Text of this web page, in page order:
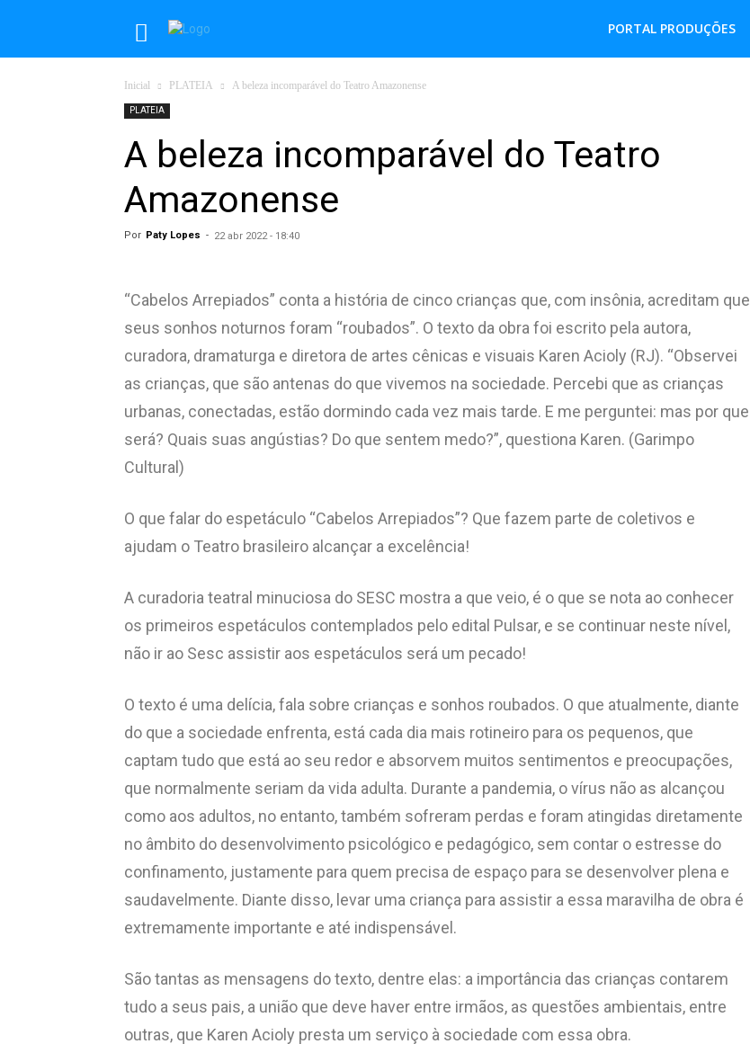
PORTAL PRODUÇÕES
Inicial PLATEIA A beleza incomparável do Teatro Amazonense
PLATEIA
A beleza incomparável do Teatro
Amazonense
Por Paty Lopes - 22 abr 2022 - 18:40
“Cabelos Arrepiados” conta a história de cinco crianças que, com insônia, acreditam que
seus sonhos noturnos foram “roubados”. O texto da obra foi escrito pela autora,
curadora, dramaturga e diretora de artes cênicas e visuais Karen Acioly (RJ). “Observei
as crianças, que são antenas do que vivemos na sociedade. Percebi que as crianças
urbanas, conectadas, estão dormindo cada vez mais tarde. E me perguntei: mas por que
será? Quais suas angústias? Do que sentem medo?”, questiona Karen. (Garimpo
Cultural)
O que falar do espetáculo “Cabelos Arrepiados”? Que fazem parte de coletivos e
ajudam o Teatro brasileiro alcançar a excelência!
A curadoria teatral minuciosa do SESC mostra a que veio, é o que se nota ao conhecer
os primeiros espetáculos contemplados pelo edital Pulsar, e se continuar neste nível,
não ir ao Sesc assistir aos espetáculos será um pecado!
O texto é uma delícia, fala sobre crianças e sonhos roubados. O que atualmente, diante
do que a sociedade enfrenta, está cada dia mais rotineiro para os pequenos, que
captam tudo que está ao seu redor e absorvem muitos sentimentos e preocupações,
que normalmente seriam da vida adulta. Durante a pandemia, o vírus não as alcançou
como aos adultos, no entanto, também sofreram perdas e foram atingidas diretamente
no âmbito do desenvolvimento psicológico e pedagógico, sem contar o estresse do
confinamento, justamente para quem precisa de espaço para se desenvolver plena e
saudavelmente. Diante disso, levar uma criança para assistir a essa maravilha de obra é
extremamente importante e até indispensável.
São tantas as mensagens do texto, dentre elas: a importância das crianças contarem
tudo a seus pais, a união que deve haver entre irmãos, as questões ambientais, entre
outras, que Karen Acioly presta um serviço à sociedade com essa obra.